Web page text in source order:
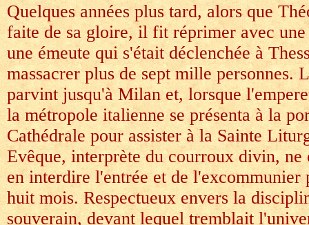
Quelques années plus tard, alors que
faite de sa gloire, il fit réprimer avec
une émeute qui s'était déclenchée à
massacrer plus de sept mille personnes.
parvint jusqu'à Milan et, lorsque
la métropole italienne se présenta à la
Cathédrale pour assister à la Sainte
Evêque, interprète du courroux divin, ne
en interdire l'entrée et de l'excommunier
huit mois. Respectueux envers la
souverain, devant lequel tremblait